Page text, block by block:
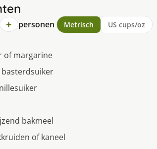
+ personen Metrisch US cups/oz
of margarine
bakmeel
of kaneel